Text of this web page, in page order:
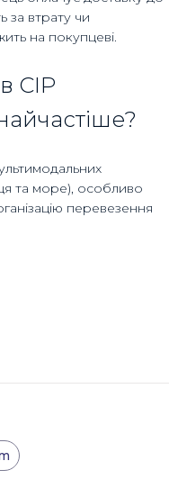
за втрату чи
на покупцеві.
CIP
та море), особливо
перевезення